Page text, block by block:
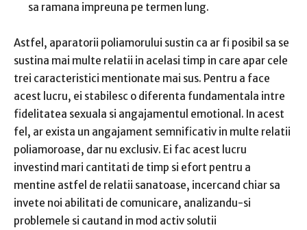
sa ramana impreuna pe termen lung.
Astfel, aparatorii poliamorului sustin ca ar fi posibil sa se
sustina mai multe relatii in acelasi timp in care apar cele
trei caracteristici mentionate mai sus. Pentru a face
acest lucru, ei stabilesc o diferenta fundamentala intre
fidelitatea sexuala si angajamentul emotional. In acest
fel, ar exista un angajament semnificativ in multe relatii
poliamoroase, dar nu exclusiv. Ei fac acest lucru
investind mari cantitati de timp si efort pentru a
mentine astfel de relatii sanatoase, incercand chiar sa
invete noi abilitati de comunicare, analizandu-si
problemele si cautand in mod activ solutii